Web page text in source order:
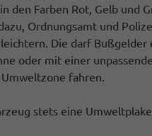
den Farben Rot, Gelb und
Ordnungsamt und
Die darf Bußgelder
oder mit einer
fahren.
stets eine